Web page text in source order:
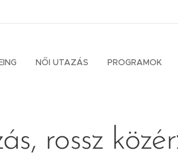
NŐI UTAZÁS PROGRAMOK
rossz